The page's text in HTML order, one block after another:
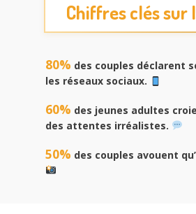
Chiffres clés sur
80% des couples déclarent
les réseaux sociaux.
60% des jeunes adultes
des attentes irréalistes.
50% des couples avouent